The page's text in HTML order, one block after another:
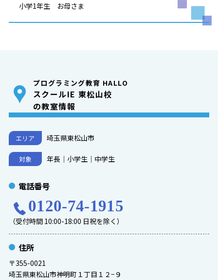
小学1年生 お母さま
プログラミング教育 HALLO
スクールIE 東松山校
の教室情報
エリア 埼玉県東松山市
対象 年長｜小学生｜中学生
電話番号
0120-74-1915
（受付時間 10:00-18:00 日祝を除く）
住所
〒355-0021
埼玉県東松山市神明町１丁目１２−９